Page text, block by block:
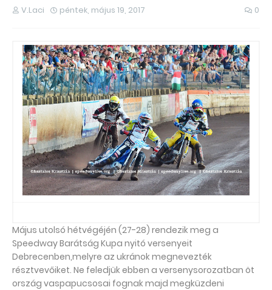
V.Laci péntek, május 19, 2017 0
Május utolsó hétvégéjén (27-28) rendezik meg a
Speedway Barátság Kupa nyitó versenyeit
Debrecenben,melyre az ukránok megnevezték
résztvevőiket. Ne feledjük ebben a versenysorozatban öt
ország vaspapucsosai fognak majd megküzdeni